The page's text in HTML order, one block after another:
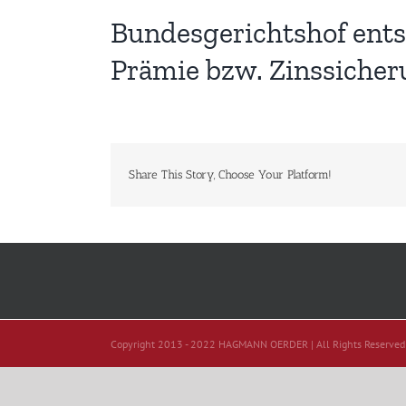
Bundesgerichtshof
Prämie bzw.
Share This Story, Choose Your Platform!
Copyright 2013 - 2022 HAGMANN OERDER | All Rights